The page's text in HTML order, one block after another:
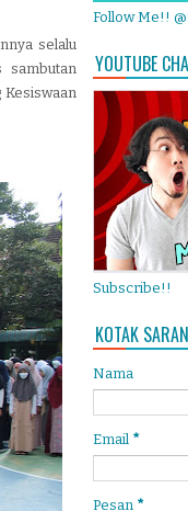
selalu
sambutan
Kesiswaan
Follow Me!!
YOUTUBE
Subscribe!!
KOTAK
Nama
Email *
Pesan *